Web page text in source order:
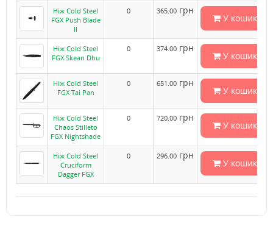
Ніж Cold Steel
FGX Push Blade
II
0 365.00 грн
У кошик
Ніж Cold Steel
FGX Skean Dhu
0 374.00 грн
У кошик
Ніж Cold Steel
FGX Tai Pan
0 651.00 грн
У кошик
Ніж Cold Steel
Chaos Stilleto
FGX Nightshade
0 720.00 грн
У кошик
Ніж Cold Steel
Cruciform
Dagger FGX
0 296.00 грн
У кошик